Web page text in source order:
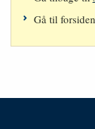
Gå til